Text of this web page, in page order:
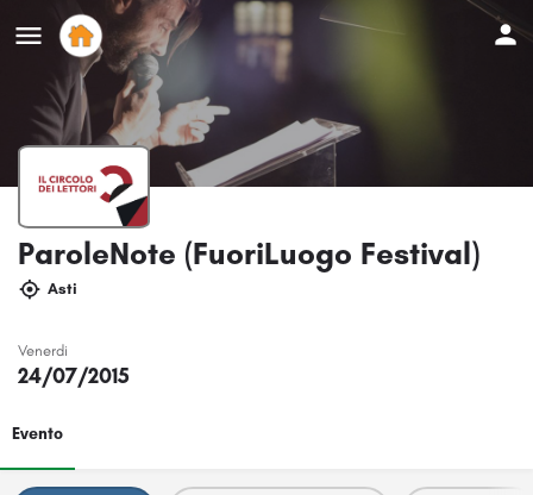
ParoleNote (FuoriLuogo Festival)
Asti
Venerdi
24/07/2015
Evento